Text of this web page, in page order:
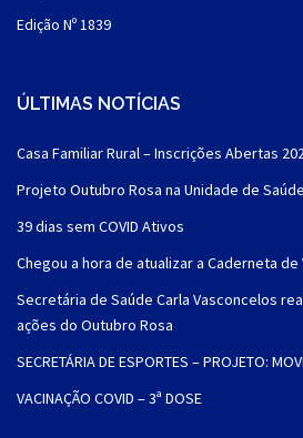
Edição Nº 1839
ÚLTIMAS NOTÍCIAS
Casa Familiar Rural – Inscrições Abertas
Projeto Outubro Rosa na Unidade de
39 dias sem COVID Ativos
Chegou a hora de atualizar a Caderneta de
Secretária de Saúde Carla Vasconcelos
ações do Outubro Rosa
SECRETÁRIA DE ESPORTES – PROJETO:
VACINAÇÃO COVID – 3ª DOSE